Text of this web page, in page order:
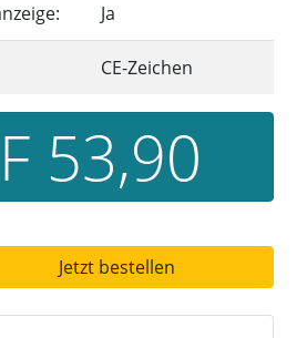
Ja
CE-Zeichen
53,90
Jetzt bestellen